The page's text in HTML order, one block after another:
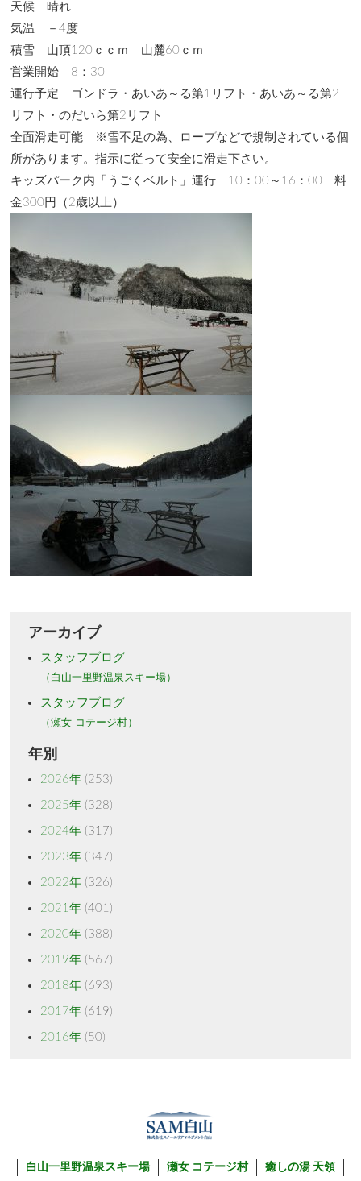
天候 晴れ
気温 －4度
積雪 山頂120ｃｃｍ 山麓60ｃｍ
営業開始 8：30
運行予定 ゴンドラ・あいあ～る第1リフト・あいあ～る第2
リフト・のだいら第2リフト
全面滑走可能 ※雪不足の為、ロープなどで規制されている個
所があります。指示に従って安全に滑走下さい。
キッズパーク内「うごくベルト」運行 10：00～16：00 料
金300円（2歳以上）
アーカイブ
スタッフブログ
（白山一里野温泉スキー場）
スタッフブログ
（瀬女 コテージ村）
年別
2026年(253)
2025年(328)
2024年(317)
2023年(347)
2022年(326)
2021年(401)
2020年(388)
2019年(567)
2018年(693)
2017年(619)
2016年(50)
白山一里野温泉スキー場 瀬女 コテージ村 癒しの湯 天領